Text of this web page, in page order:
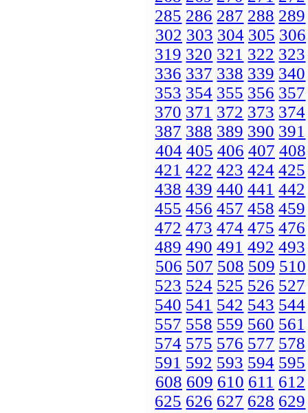
285 286 287 288 289
302 303 304 305 306
319 320 321 322 323
336 337 338 339 340
353 354 355 356 357
370 371 372 373 374
387 388 389 390 391
404 405 406 407 408
421 422 423 424 425
438 439 440 441 442
455 456 457 458 459
472 473 474 475 476
489 490 491 492 493
506 507 508 509 510
523 524 525 526 527
540 541 542 543 544
557 558 559 560 561
574 575 576 577 578
591 592 593 594 595
608 609 610 611 612
625 626 627 628 629